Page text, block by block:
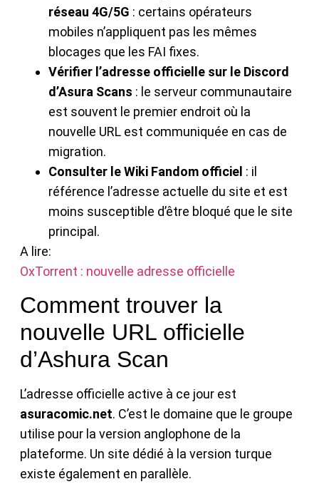
réseau 4G/5G : certains opérateurs
mobiles n’appliquent pas les mêmes
blocages que les FAI fixes.
Vérifier l’adresse officielle sur le Discord
d’Asura Scans : le serveur communautaire
est souvent le premier endroit où la
nouvelle URL est communiquée en cas de
migration.
Consulter le Wiki Fandom officiel : il
référence l’adresse actuelle du site et est
moins susceptible d’être bloqué que le site
principal.
A lire:
OxTorrent : nouvelle adresse officielle
Comment trouver la
nouvelle URL officielle
d’Ashura Scan
L’adresse officielle active à ce jour est
asuracomic.net. C’est le domaine que le groupe
utilise pour la version anglophone de la
plateforme. Un site dédié à la version turque
existe également en parallèle.